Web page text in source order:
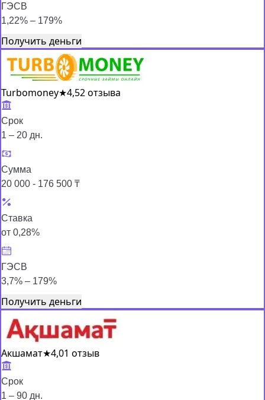
ГЭСВ
1,22% – 179%
Получить деньги
Turbomoney★4,52 отзыва
Срок
1 – 20 дн.
Сумма
20 000 - 176 500 ₸
Ставка
от 0,28%
ГЭСВ
3,7% – 179%
Получить деньги
Акшамат★4,01 отзыв
Срок
1 – 90 дн.